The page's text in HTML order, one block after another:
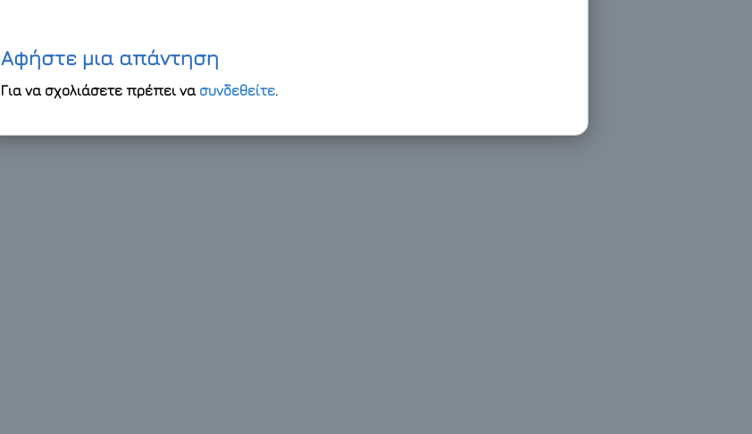
Αφήστε μια απάντηση
Για να σχολιάσετε πρέπει να συνδεθείτε